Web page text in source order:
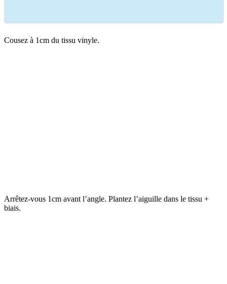
Cousez à 1cm du tissu vinyle.
Arrêtez-vous 1cm avant l’angle. Plantez l’aiguille dans le tissu +
biais.